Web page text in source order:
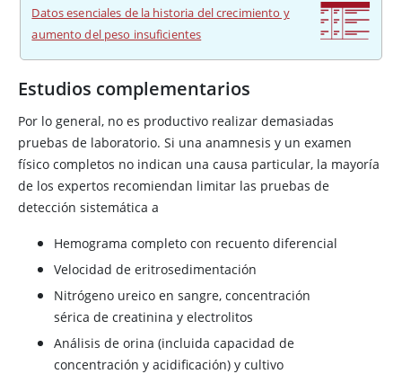
Datos esenciales de la historia del crecimiento y
aumento del peso insuficientes
Estudios complementarios
Por lo general, no es productivo realizar demasiadas
pruebas de laboratorio. Si una anamnesis y un examen
físico completos no indican una causa particular, la mayoría
de los expertos recomiendan limitar las pruebas de
detección sistemática a
Hemograma completo con recuento diferencial
Velocidad de eritrosedimentación
Nitrógeno ureico en sangre, concentración
sérica de creatinina y electrolitos
Análisis de orina (incluida capacidad de
concentración y acidificación) y cultivo